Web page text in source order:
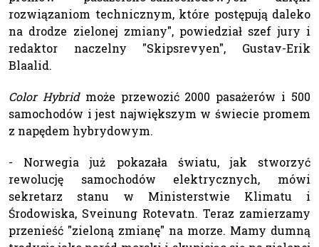
rozwiązaniom technicznym, które postępują daleko
na drodze zielonej zmiany", powiedział szef jury i
redaktor naczelny "Skipsrevyen", Gustav-Erik
Blaalid.
Color Hybridmoże przewozić 2000 pasażerów i 500
samochodów i jest największym w świecie promem
z napędem hybrydowym.
- Norwegia już pokazała światu, jak stworzyć
rewolucję samochodów elektrycznych, mówi
sekretarz stanu w Ministerstwie Klimatu i
Środowiska, Sveinung Rotevatn. Teraz zamierzamy
przenieść "zieloną zmianę" na morze. Mamy dumną